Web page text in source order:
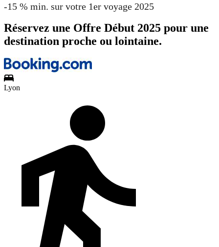
-15 % min. sur votre 1er voyage 2025
Réservez une Offre Début 2025 pour une
destination proche ou lointaine.
Lyon